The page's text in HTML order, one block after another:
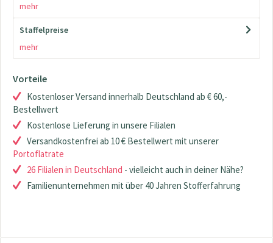
mehr
Staffelpreise
mehr
Vorteile
Kostenloser Versand innerhalb Deutschland ab € 60,-
Bestellwert
Kostenlose Lieferung in unsere Filialen
Versandkostenfrei ab 10 € Bestellwert mit unserer
Portoflatrate
26 Filialen in Deutschland - vielleicht auch in deiner Nähe?
Familienunternehmen mit über 40 Jahren Stofferfahrung